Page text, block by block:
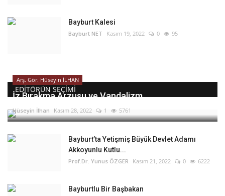
Bayburt Kalesi
Bayburt NET Kasım 19, 2022 0 95
EDITÖRÜN SEÇIMI
Arş. Gör. Hüseyin İLHAN
İz Bırakma Arzusu ve Vandalizm
Hüseyin İlhan Kasım 28, 2022 1 5761
Bayburt’ta Yetişmiş Büyük Devlet Adamı
Akkoyunlu Kutlu...
Prof.Dr. Yunus ÖZGER Kasım 21, 2022 0 6222
Bayburtlu Bir Başbakan